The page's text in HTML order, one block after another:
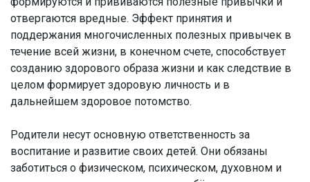
отвергаются вредные. Эффект принятия и
поддержания многочисленных полезных привычек в
течение всей жизни, в конечном счете, способствует
созданию здорового образа жизни и как следствие в
целом формирует здоровую личность и в
дальнейшем здоровое потомство.
Родители несут основную ответственность за
воспитание и развитие своих детей. Они обязаны
заботиться о физическом, психическом, духовном и